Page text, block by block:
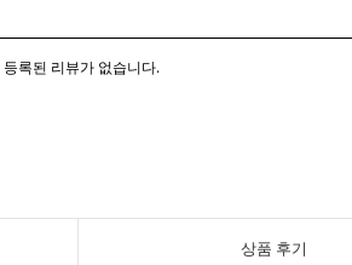
등록된 리뷰가 없습니다.
상품 후기